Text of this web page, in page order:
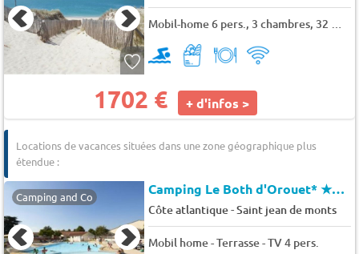
Mobil-home 6 pers., 3 chambres, 32 m² - 35 m²
1702 € + d'infos >
Locations de vacances situées dans une zone géographique plus
étendue :
Camping and Co Camping Le Both d'Orouet*★★★
Côte atlantique-Saint jean de monts
Mobil home - Terrasse - TV 4 pers.